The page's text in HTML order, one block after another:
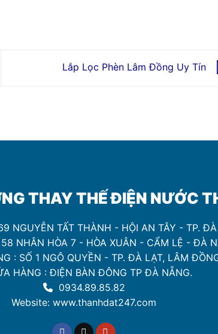
Lắp Lọc Phèn Lâm Đồng Uy Tín
THAY THẾ ĐIỆN NƯỚC
NGUYỄN TẤT THÀNH - HỘI AN TÂY - TP.
NHÂN HÒA 7 - HÒA XUÂN - CẨM LỆ - ĐÀ
: SỐ 1 NGÔ QUYỀN - TP. ĐÀ LẠT, LÂM
HÀNG : ĐIỆN BÀN ĐÔNG TP ĐÀ NẴNG.
0934.89.85.82
Website: www.thanhdat247.com